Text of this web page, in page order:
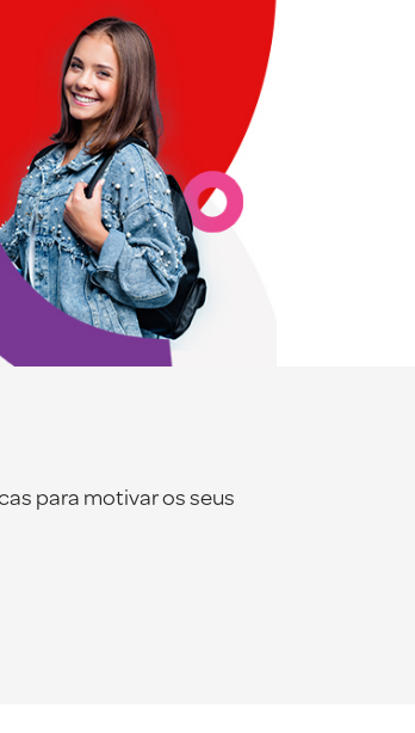
para motivar os seus